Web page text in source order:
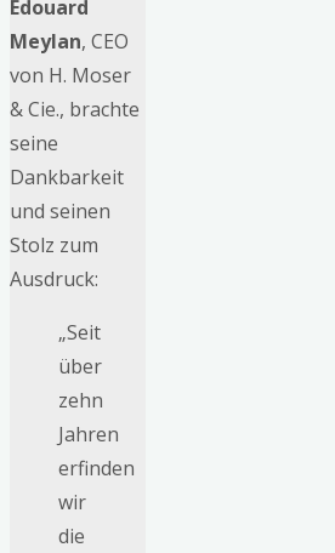
Edouard
Meylan, CEO
von H. Moser
& Cie., brachte
seine
Dankbarkeit
und seinen
Stolz zum
Ausdruck:
„Seit
über
zehn
Jahren
erfinden
wir
die